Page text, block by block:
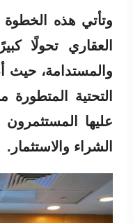
وتأتي هذه
العقاري تحولًا
والمستدامة، حيث
التحتية
عليها المستثمرون
الشراء والاستثمار.